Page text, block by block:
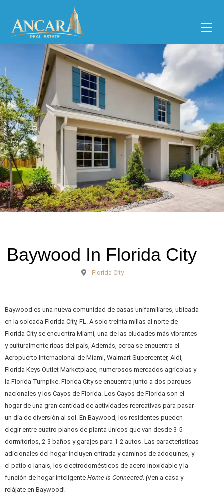
Baywood In Florida City
Florida City
Baywood es una nueva comunidad de casas unifamiliares, ubicada
en la soleada Florida City, FL. A solo treinta millas al norte de
Florida City se encuentra Miami, una de las ciudades más vibrantes
y culturalmente ricas del país, Además, cerca se encuentra el
Aeropuerto Internacional de Miami, Walmart Supercenter, Aldi,
Florida Keys Outlet Marketplace, numerosos mercados agrícolas y
la Florida Turnpike. Florida City se encuentra junto a dos parques
nacionales y los Cayos de Florida. Los Cayos de Florida son el
hogar de una gran cantidad de actividades recreativas para pasar
un día de diversión al sol. En Baywood, los residentes pueden
elegir entre cuatro planos de planta únicos que van desde 3-5
dormitorios, 2-3 baños y garajes para 1-2 autos. Las características
adicionales del hogar incluyen entrada y caminos de adoquines, y
el patio o lanais, los electrodomésticos de acero inoxidable y la
función de hogar inteligente Home Is Connected. ¡Ven a casa y
relájate en Baywood!